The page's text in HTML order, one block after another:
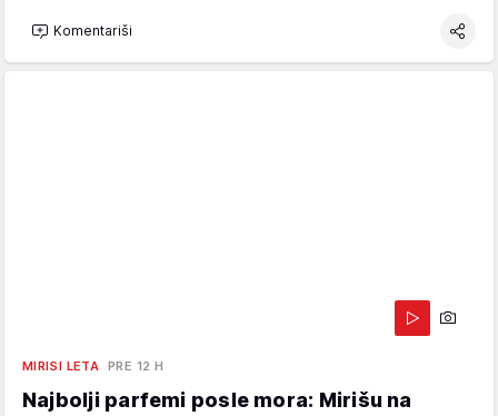
Komentariši
MIRISI LETA PRE 12 H
Najbolji parfemi posle mora: Mirišu na